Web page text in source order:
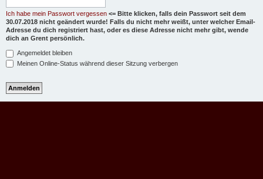
Ich habe mein Passwort vergessen <= Bitte klicken, falls dein Passwort seit dem
30.07.2018 nicht geändert wurde! Falls du nicht mehr weißt, unter welcher Email-
Adresse du dich registriert hast, oder es diese Adresse nicht mehr gibt, wende
dich an Grent persönlich.
Angemeldet bleiben
Meinen Online-Status während dieser Sitzung verbergen